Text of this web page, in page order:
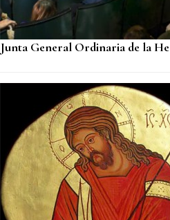
Junta General Ordinaria de la